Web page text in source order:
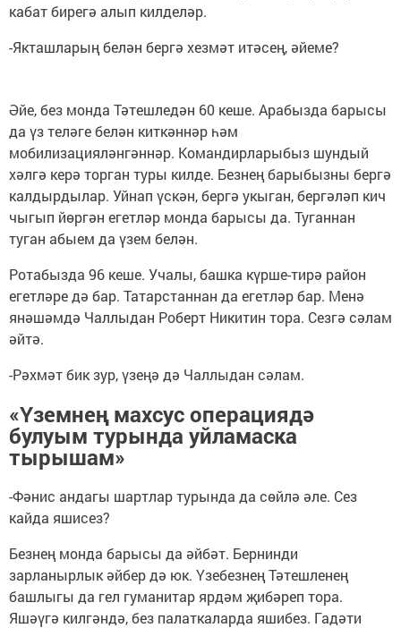
кабат бирегә алып килделәр.
-Якташларың белән бергә хезмәт итәсең, әйеме?
Әйе, без монда Тәтешледән 60 кеше. Арабызда барысы
да үз теләге белән киткәннәр һәм
мобилизацияләнгәннәр. Командирларыбыз шундый
хәлгә керә торган туры килде. Безнең барыбызны бергә
калдырдылар. Уйнап үскән, бергә укыган, бергәләп кич
чыгып йөргән егетләр монда барысы да. Туганнан
туган абыем да үзем белән.
Ротабызда 96 кеше. Учалы, башка күрше-тирә район
егетләре дә бар. Татарстаннан да егетләр бар. Менә
янәшәмдә Чаллыдан Роберт Никитин тора. Сезгә сәлам
әйтә.
-Рәхмәт бик зур, үзеңә дә Чаллыдан сәлам.
«Үземнең махсус операциядә
булуым турында уйламаска
тырышам»
-Фәнис андагы шартлар турында да сөйлә әле. Сез
кайда яшисез?
Безнең монда барысы да әйбәт. Бернинди
зарланырлык әйбер дә юк. Үзебезнең Тәтешленең
башлыгы да гел гуманитар ярдәм җибәреп тора.
Яшәүгә килгәндә, без палаткаларда яшибез. Гадәти